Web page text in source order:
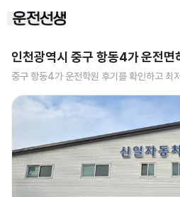
인천광역시 중구 항동4가운전면
중구 항동4가 운전학원 후기를 확인하고 최